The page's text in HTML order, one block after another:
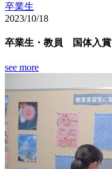
卒業生
2023/10/18
卒業生・教員 国体入賞
see more